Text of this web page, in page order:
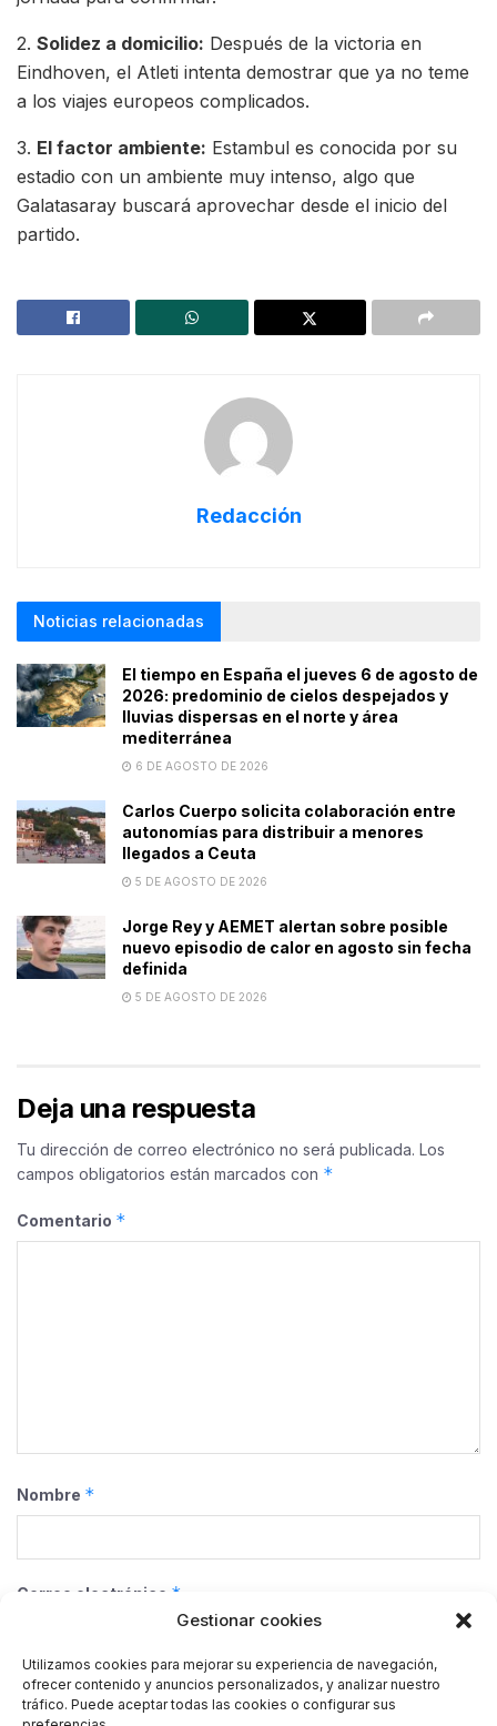
Gestionar cookies
Utilizamos cookies para mejorar su experiencia de navegación,
ofrecer contenido y anuncios personalizados, y analizar nuestro
tráfico. Puede aceptar todas las cookies o configurar sus
2. Solidez a domicilio: Después de la victoria en
Eindhoven, el Atleti intenta demostrar que ya no teme
a los viajes europeos complicados.
3. El factor ambiente: Estambul es conocida por su
estadio con un ambiente muy intenso, algo que
Galatasaray buscará aprovechar desde el inicio del
partido.
Redacción
Noticias relacionadas
El tiempo en España el jueves 6 de agosto de
2026: predominio de cielos despejados y
lluvias dispersas en el norte y área
mediterránea
6 DE AGOSTO DE 2026
Carlos Cuerpo solicita colaboración entre
autonomías para distribuir a menores
llegados a Ceuta
5 DE AGOSTO DE 2026
Jorge Rey y AEMET alertan sobre posible
nuevo episodio de calor en agosto sin fecha
definida
5 DE AGOSTO DE 2026
Deja una respuesta
Tu dirección de correo electrónico no será publicada. Los
campos obligatorios están marcados con *
Comentario *
Nombre *
Correo electrónico *
Web